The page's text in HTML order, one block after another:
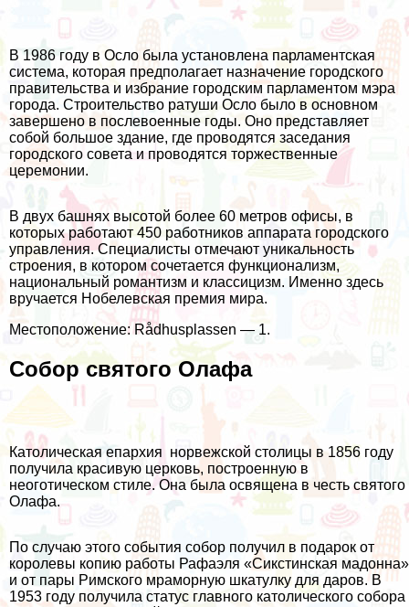
В 1986 году в Осло была установлена парламентская
система, которая предполагает назначение городского
правительства и избрание городским парламентом мэра
города. Строительство ратуши Осло было в основном
завершено в послевоенные годы. Оно представляет
собой большое здание, где проводятся заседания
городского совета и проводятся торжественные
церемонии.
В двух башнях высотой более 60 метров офисы, в
которых работают 450 работников аппарата городского
управления. Специалисты отмечают уникальность
строения, в котором сочетается функционализм,
национальный романтизм и классицизм. Именно здесь
вручается Нобелевская премия мира.
Местоположение: Rådhusplassen — 1.
Собор святого Олафа
Католическая епархия норвежской столицы в 1856 году
получила красивую церковь, построенную в
неоготическом стиле. Она была освящена в честь святого
Олафа.
По случаю этого события собор получил в подарок от
королевы копию работы Рафаэля «Сикстинская мадонна»
и от пары Римского мраморную шкатулку для даров. В
1953 году получила статус главного католического собора